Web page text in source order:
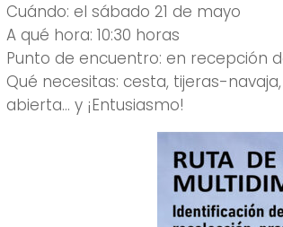
Cuándo: el sábado 21 de mayo
A qué hora: 10:30 horas
Punto de encuentro: en recepción
Qué necesitas: cesta, tijeras-
abierta… y ¡Entusiasmo!